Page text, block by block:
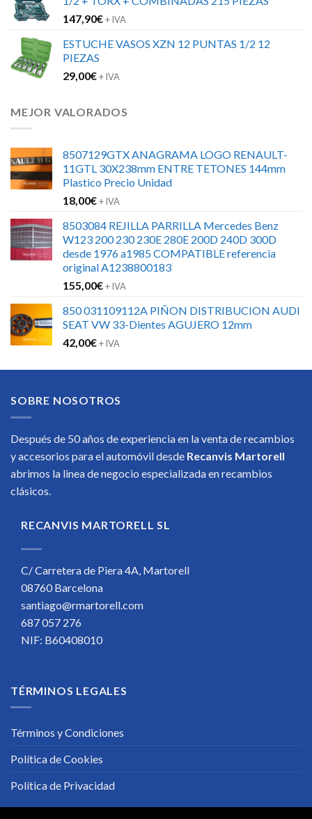
147,90€+ IVA
ESTUCHE VASOS XZN 12 PUNTAS 1/2 12
PIEZAS
29,00€+ IVA
MEJOR VALORADOS
8507129GTX ANAGRAMA LOGO RENAULT-
11GTL 30X238mm ENTRE TETONES 144mm
Plastico Precio Unidad
18,00€+ IVA
8503084 REJILLA PARRILLA Mercedes Benz
W123 200 230 230E 280E 200D 240D 300D
desde 1976 a1985 COMPATIBLE referencia
original A1238800183
155,00€+ IVA
850 031109112A PIÑON DISTRIBUCION AUDI
SEAT VW 33-Dientes AGUJERO 12mm
42,00€+ IVA
SOBRE NOSOTROS
Después de 50 años de experiencia en la venta de recambios
y accesorios para el automóvil desde Recanvis Martorell
abrimos la linea de negocio especializada en recambios
clásicos.
RECANVIS MARTORELL SL
C/ Carretera de Piera 4A, Martorell
08760 Barcelona
santiago@rmartorell.com
687 057 276
NIF: B60408010
TÉRMINOS LEGALES
Términos y Condiciones
Política de Cookies
Política de Privacidad